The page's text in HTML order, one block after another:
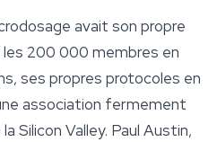
avait son propre
200 000 membres en
ses propres protocoles en
association fermement
Silicon Valley. Paul Austin,